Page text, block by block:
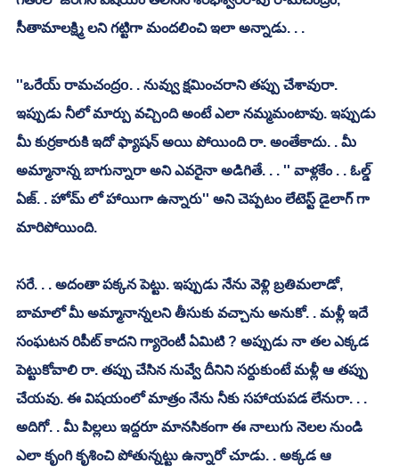
సీతామాలక్ష్మి లని గట్టిగా మందలించి ఇలా అన్నాడు. . .
''ఒరేయ్ రామచంద్రo. . నువ్వు క్షమించరాని తప్పు చేశావురా.
ఇప్పుడు నీలో మార్పు వచ్చింది అంటే ఎలా నమ్మమంటావు. ఇప్పుడు
మీ కుర్రకారుకి ఇదో ఫ్యాషన్ అయి పోయింది రా. అంతేకాదు. . మీ
అమ్మానాన్న బాగున్నారా అని ఎవరైనా అడిగితే. . . '' వాళ్లకేం . . ఓల్డ్
ఏజ్. . హోమ్ లో హాయిగా ఉన్నారు'' అని చెప్పటం లేటెస్ట్ డైలాగ్ గా
మారిపోయింది.
సరే. . . అదంతా పక్కన పెట్టు. ఇప్పుడు నేను వెళ్లి బ్రతిమలాడో,
బామాలో మీ అమ్మానాన్నలని తీసుకు వచ్చాను అనుకో. . మళ్లీ ఇదే
సంఘటన రిపీట్ కాదని గ్యారెంటీ ఏమిటి ? అప్పుడు నా తల ఎక్కడ
పెట్టుకోవాలి రా. తప్పు చేసిన నువ్వే దీనిని సర్దుకుంటే మళ్లీ ఆ తప్పు
చేయవు. ఈ విషయంలో మాత్రం నేను నీకు సహాయపడ లేనురా. . .
అదిగో. . మీ పిల్లలు ఇద్దరూ మానసికంగా ఈ నాలుగు నెలల నుండి
ఎలా కృంగి కృశించి పోతున్నట్టు ఉన్నారో చూడు. . అక్కడ ఆ